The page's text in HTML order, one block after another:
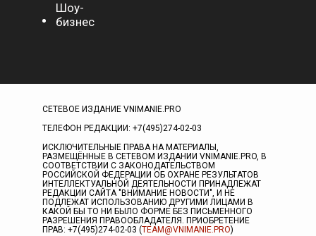
Шоу-
бизнес
СЕТЕВОЕ ИЗДАНИЕ VNIMANIE.PRO
ТЕЛЕФОН РЕДАКЦИИ: +7(495)274-02-03
ИСКЛЮЧИТЕЛЬНЫЕ ПРАВА НА МАТЕРИАЛЫ,
РАЗМЕЩЁННЫЕ В СЕТЕВОМ ИЗДАНИИ VNIMANIE.PRO, В
СООТВЕТСТВИИ С ЗАКОНОДАТЕЛЬСТВОМ
РОССИЙСКОЙ ФЕДЕРАЦИИ ОБ ОХРАНЕ РЕЗУЛЬТАТОВ
ИНТЕЛЛЕКТУАЛЬНОЙ ДЕЯТЕЛЬНОСТИ ПРИНАДЛЕЖАТ
РЕДАКЦИИ САЙТА "ВНИМАНИЕ НОВОСТИ", И НЕ
ПОДЛЕЖАТ ИСПОЛЬЗОВАНИЮ ДРУГИМИ ЛИЦАМИ В
КАКОЙ БЫ ТО НИ БЫЛО ФОРМЕ БЕЗ ПИСЬМЕННОГО
РАЗРЕШЕНИЯ ПРАВООБЛАДАТЕЛЯ. ПРИОБРЕТЕНИЕ
ПРАВ: +7(495)274-02-03 (TEAM@VNIMANIE.PRO)